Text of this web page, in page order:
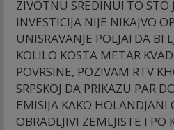
ZIVOTNU SREDINU! TO STO
INVESTICIJA NIJE NIKAJVO
UNISRAVANJE POLJA! DA BI
KOLILO KOSTA METAR
POVRSINE, POZIVAM RTV
SRPSKOJ DA PRIKAZU PAR
EMISIJA KAKO HOLANDJANI
OBRADLJIVI ZEMLJISTE I PO